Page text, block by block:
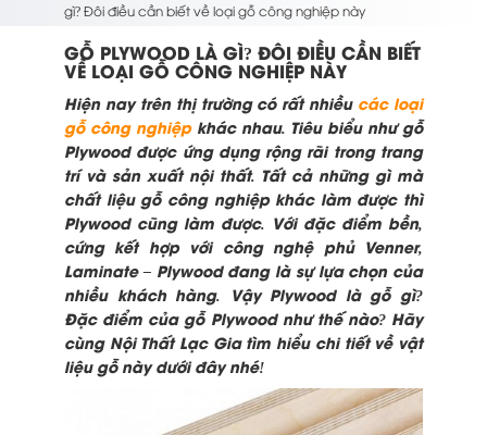
gì? Đôi điều cần biết về loại gỗ công nghiệp này
GỖ PLYWOOD LÀ GÌ? ĐÔI ĐIỀU CẦN BIẾT
VỀ LOẠI GỖ CÔNG NGHIỆP NÀY
Hiện nay trên thị trường có rất nhiều các loại
gỗ công nghiệpkhác nhau. Tiêu biểu như gỗ
Plywood được ứng dụng rộng rãi trong trang
trí và sản xuất nội thất. Tất cả những gì mà
chất liệu gỗ công nghiệp khác làm được thì
Plywood cũng làm được. Với đặc điểm bền,
cứng kết hợp với công nghệ phủ Venner,
Laminate – Plywood đang là sự lựa chọn của
nhiều khách hàng. Vậy Plywood là gỗ gì?
Đặc điểm của gỗ Plywoodnhư thế nào? Hãy
cùng Nội Thất Lạc Gia tìm hiểu chi tiết về vật
liệu gỗ này dưới đây nhé!